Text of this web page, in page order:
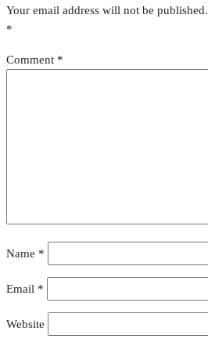
Your email address will not be published.
*
Comment *
Name *
Email *
Website